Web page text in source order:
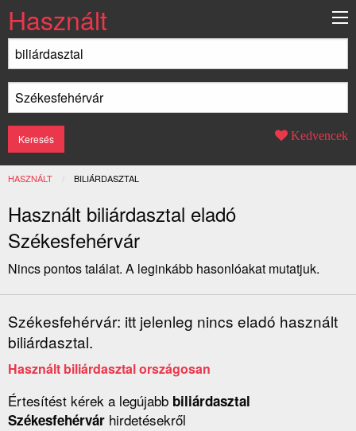
Használt
Kedvencek
HASZNÁLT JELENLEGI:
BILIÁRDASZTAL
Használt biliárdasztal eladó
Székesfehérvár
Nincs pontos találat. A leginkább hasonlóakat mutatjuk.
Székesfehérvár: itt jelenleg nincs eladó használt
biliárdasztal.
Használt biliárdasztal országosan
Értesítést kérek a legújabb biliárdasztal
Székesfehérvár hirdetésekről